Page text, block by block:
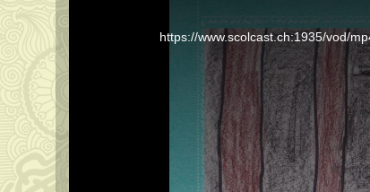
https://www.scolcast.ch:1935/vod/